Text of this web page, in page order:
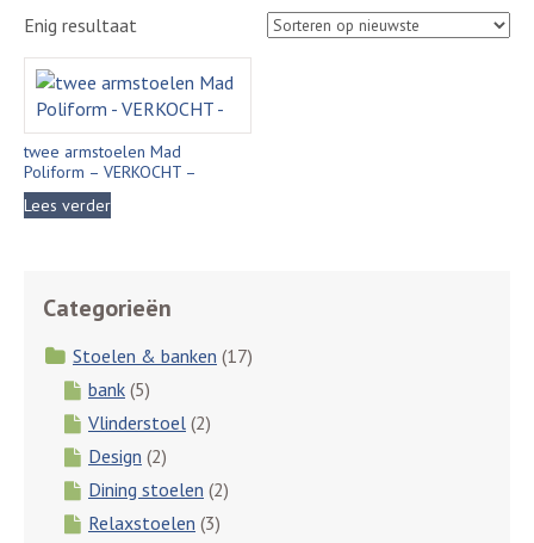
Enig resultaat
twee armstoelen Mad
Poliform – VERKOCHT –
Lees verder
Categorieën
Stoelen & banken (17)
bank (5)
Vlinderstoel (2)
Design (2)
Dining stoelen (2)
Relaxstoelen (3)